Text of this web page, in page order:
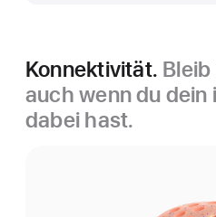
Konnektivität. Bleib
auch wenn du dein
dabei hast.